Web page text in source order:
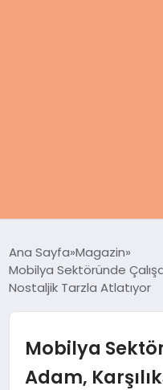
KADIN
Ana Sayfa Magazin
Mobilya Sektöründe Çalışan
Nostaljik Tarzla Atlatıyor
Mobilya
Adam,